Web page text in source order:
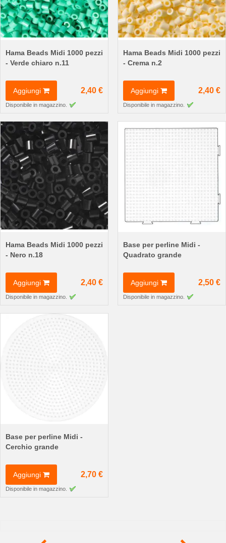
Hama Beads Midi 1000 pezzi
- Verde chiaro n.11
Aggiungi 2,40 €
Disponibile in magazzino.
Hama Beads Midi 1000 pezzi
- Crema n.2
Aggiungi 2,40 €
Disponibile in magazzino.
Hama Beads Midi 1000 pezzi
- Nero n.18
Aggiungi 2,40 €
Disponibile in magazzino.
Base per perline Midi -
Quadrato grande
Aggiungi 2,50 €
Disponibile in magazzino.
Base per perline Midi -
Cerchio grande
Aggiungi 2,70 €
Disponibile in magazzino.